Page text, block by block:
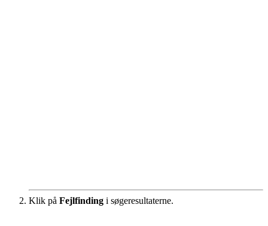
Klik på Fejlfinding i søgeresultaterne.